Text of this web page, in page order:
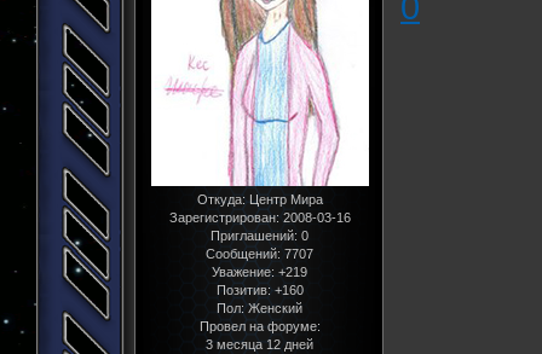
Откуда:Центр Мира
Зарегистрирован: 2008-03-16
Приглашений: 0
Сообщений: 7707
Уважение: +219
Позитив: +160
Пол:Женский
Провел на форуме:
3 месяца 12 дней